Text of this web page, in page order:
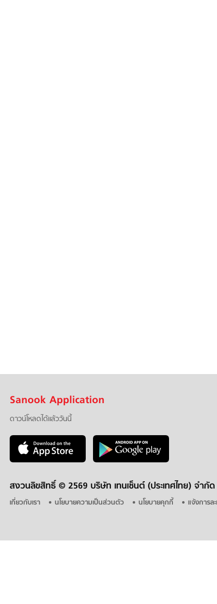
Sanook Application
ดาวน์โหลดได้แล้ววันนี้
สงวนลิขสิทธิ์ © 2569 บริษัท เทนเซ็นต์ (ประเทศไทย) จำกัด
เกี่ยวกับเรา นโยบายความเป็นส่วนตัว นโยบายคุกกี้ แจ้งการล